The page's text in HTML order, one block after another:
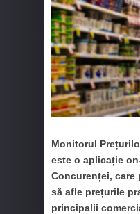
Monitorul
este o aplicație
Concurenței, care
să afle prețurile
principalii